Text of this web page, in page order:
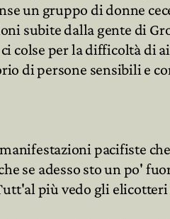
un gruppo di donne
subite dalla gente di
colse per la difficoltà di
di persone sensibili e
pacifiste
se adesso sto un po'
più vedo gli